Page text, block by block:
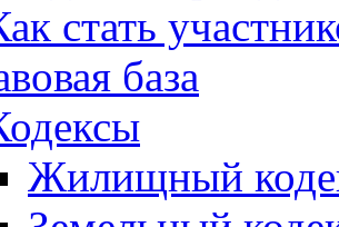
стать
база
Жилищный